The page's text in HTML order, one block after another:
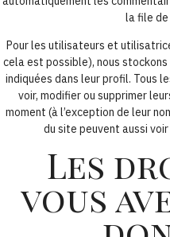
la file
Pour les utilisateurs et
cela est possible), nous
indiquées dans leur profil. Tous
voir, modifier ou supprimer
moment (à l’exception de leur
du site peuvent aussi
Les
vous